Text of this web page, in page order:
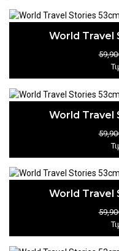
World Travel
World Travel
World Travel